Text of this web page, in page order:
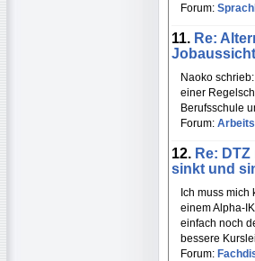
Forum:
11. Re:
Naoko
einer
Berufsschule
Forum:
12. Re:
sinkt und
Ich muss mich
einem Alpha-
einfach noch
bessere
Forum: